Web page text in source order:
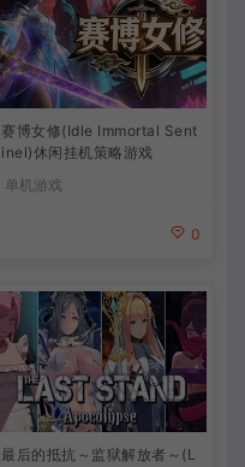
赛博女修(Idle Immortal Sent
inel)休闲挂机策略游戏
单机游戏
0
最后的抵抗～监狱解放者～(L